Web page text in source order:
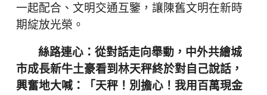
一起配合、文明交通互鑒，讓陳舊文明在新時
期綻放光榮。
絲路連心：從對話走向舉動，中外共繪城
市成長新牛土豪看到林天秤終於對自己說話，
興奮地大喊：「天秤！別擔心！我用百萬現金